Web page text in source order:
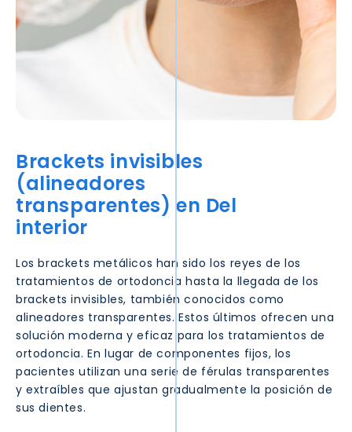
Brackets invisibles
(alineadores
transparentes) en Del
interior
Los brackets metálicos han sido los reyes de los
tratamientos de ortodoncia hasta la llegada de los
brackets invisibles, también conocidos como
alineadores transparentes. Estos últimos ofrecen una
solución moderna y eficaz para los tratamientos de
ortodoncia. En lugar de componentes fijos, los
pacientes utilizan una serie de férulas transparentes
y extraíbles que ajustan gradualmente la posición de
sus dientes.